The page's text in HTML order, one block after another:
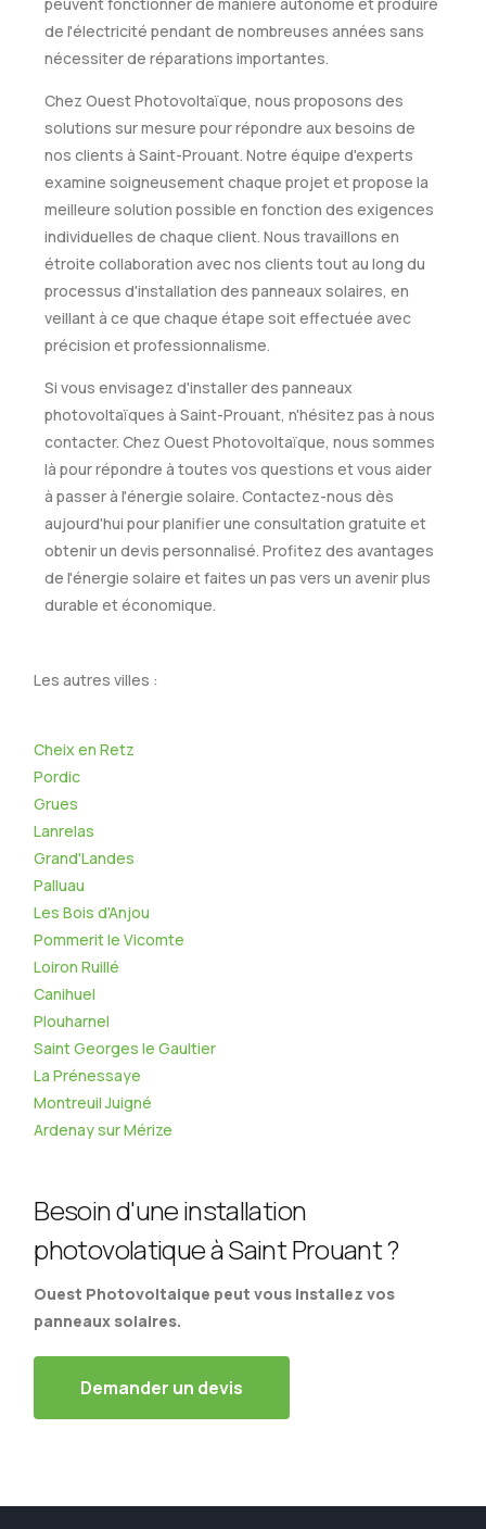
de l'électricité pendant de nombreuses années sans
nécessiter de réparations importantes.
Chez Ouest Photovoltaïque, nous proposons des
solutions sur mesure pour répondre aux besoins de
nos clients à Saint-Prouant. Notre équipe d'experts
examine soigneusement chaque projet et propose la
meilleure solution possible en fonction des exigences
individuelles de chaque client. Nous travaillons en
étroite collaboration avec nos clients tout au long du
processus d'installation des panneaux solaires, en
veillant à ce que chaque étape soit effectuée avec
précision et professionnalisme.
Si vous envisagez d'installer des panneaux
photovoltaïques à Saint-Prouant, n'hésitez pas à nous
contacter. Chez Ouest Photovoltaïque, nous sommes
là pour répondre à toutes vos questions et vous aider
à passer à l'énergie solaire. Contactez-nous dès
aujourd'hui pour planifier une consultation gratuite et
obtenir un devis personnalisé. Profitez des avantages
de l'énergie solaire et faites un pas vers un avenir plus
durable et économique.
Les autres villes :
Cheix en Retz
Pordic
Grues
Lanrelas
Grand'Landes
Palluau
Les Bois d'Anjou
Pommerit le Vicomte
Loiron Ruillé
Canihuel
Plouharnel
Saint Georges le Gaultier
La Prénessaye
Montreuil Juigné
Ardenay sur Mérize
Besoin d'une installation
photovolatique à Saint Prouant ?
Ouest Photovoltaique peut vous installez vos
panneaux solaires.
Demander un devis